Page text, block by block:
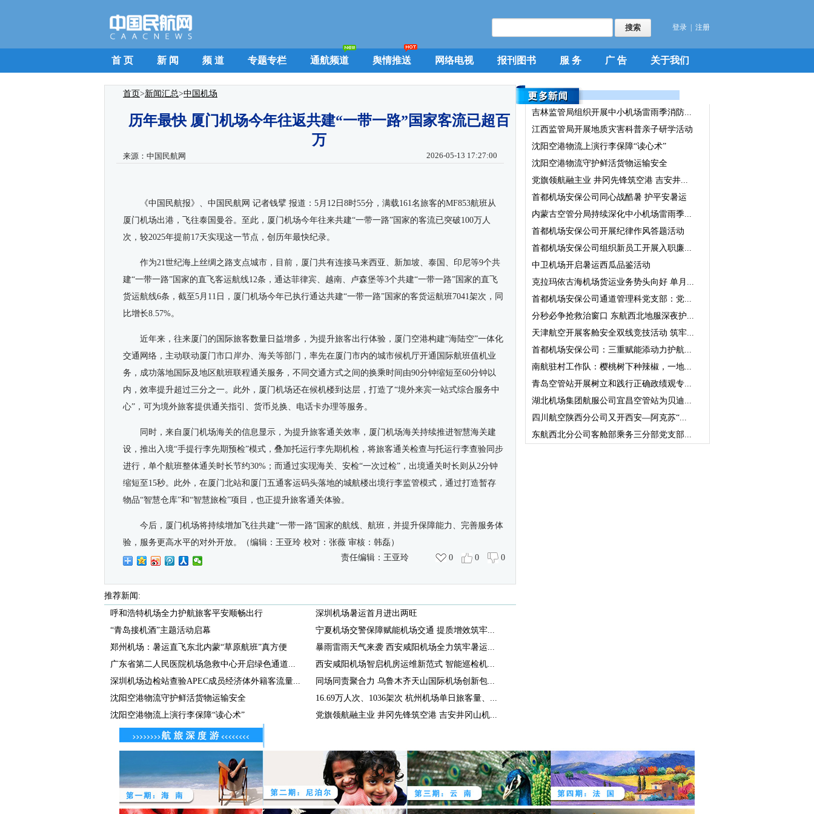
登录 注册
首 页 新 闻 频 道 专题专栏 通航频道 舆情推送 网络电视 报刊图书 服 务 广 告 关于我们
首页>新闻汇总>中国机场
历年最快 厦门机场今年往返共建“一带一路”国家客流已超百
万
来源： 中国民航网 2026-05-13 17:27:00
《中国民航报》、中国民航网 记者钱擘 报道：5月12日8时55分，满载161名旅客的MF853航班从
厦门机场出港，飞往泰国曼谷。至此，厦门机场今年往来共建“一带一路”国家的客流已突破100万人
次，较2025年提前17天实现这一节点，创历年最快纪录。
作为21世纪海上丝绸之路支点城市，目前，厦门共有连接马来西亚、新加坡、泰国、印尼等9个共
建“一带一路”国家的直飞客运航线12条，通达菲律宾、越南、卢森堡等3个共建“一带一路”国家的直飞
货运航线6条，截至5月11日，厦门机场今年已执行通达共建“一带一路”国家的客货运航班7041架次，同
比增长8.57%。
近年来，往来厦门的国际旅客数量日益增多，为提升旅客出行体验，厦门空港构建“海陆空”一体化
交通网络，主动联动厦门市口岸办、海关等部门，率先在厦门市内的城市候机厅开通国际航班值机业
务，成功落地国际及地区航班联程通关服务，不同交通方式之间的换乘时间由90分钟缩短至60分钟以
内，效率提升超过三分之一。此外，厦门机场还在候机楼到达层，打造了“境外来宾一站式综合服务中
心”，可为境外旅客提供通关指引、货币兑换、电话卡办理等服务。
同时，来自厦门机场海关的信息显示，为提升旅客通关效率，厦门机场海关持续推进智慧海关建
设，推出入境“手提行李先期预检”模式，叠加托运行李先期机检，将旅客通关检查与托运行李查验同步
进行，单个航班整体通关时长节约30%；而通过实现海关、安检“一次过检”，出境通关时长则从2分钟
缩短至15秒。此外，在厦门北站和厦门五通客运码头落地的城航楼出境行李监管模式，通过打造暂存
物品“智慧仓库”和“智慧旅检”项目，也正提升旅客通关体验。
今后，厦门机场将持续增加飞往共建“一带一路”国家的航线、航班，并提升保障能力、完善服务体
验，服务更高水平的对外开放。
（编辑：王亚玲 校对：张薇 审核：韩磊）
责任编辑： 王亚玲 0 0 0
推荐新闻:
呼和浩特机场全力护航旅客平安顺畅出行
“青岛接机酒”主题活动启幕
郑州机场：暑运直飞东北内蒙“草原航班”真方便
广东省第二人民医院机场急救中心开启绿色通道...
深圳机场边检站查验APEC成员经济体外籍客流量...
沈阳空港物流守护鲜活货物运输安全
沈阳空港物流上演行李保障“读心术”
深圳机场暑运首月进出两旺
宁夏机场交警保障赋能机场交通 提质增效筑牢...
暴雨雷雨天气来袭 西安咸阳机场全力筑牢暑运...
西安咸阳机场智启机房运维新范式 智能巡检机...
同场同责聚合力 乌鲁木齐天山国际机场创新包...
16.69万人次、1036架次 杭州机场单日旅客量、...
党旗领航融主业 井冈先锋筑空港 吉安井冈山机...
吉林监管局组织开展中小机场雷雨季消防...
江西监管局开展地质灾害科普亲子研学活动
沈阳空港物流上演行李保障“读心术”
沈阳空港物流守护鲜活货物运输安全
党旗领航融主业 井冈先锋筑空港 吉安井...
首都机场安保公司同心战酷暑 护平安暑运
内蒙古空管分局持续深化中小机场雷雨季...
首都机场安保公司开展纪律作风答题活动
首都机场安保公司组织新员工开展入职廉...
中卫机场开启暑运西瓜品鉴活动
克拉玛依古海机场货运业务势头向好 单月...
首都机场安保公司通道管理科党支部：党...
分秒必争抢救治窗口 东航西北地服深夜护...
天津航空开展客舱安全双线竞技活动 筑牢...
首都机场安保公司：三重赋能添动力护航...
南航驻村工作队：樱桃树下种辣椒，一地...
青岛空管站开展树立和践行正确政绩观专...
湖北机场集团航服公司宜昌空管站为贝迪...
四川航空陕西分公司又开西安—阿克苏“...
东航西北分公司客舱部乘务三分部党支部...